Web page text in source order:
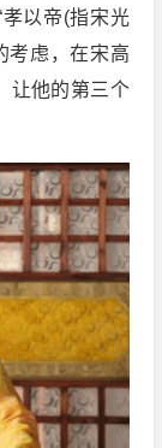
以帝(指宋光
考虑，在宋高
让他的第三个